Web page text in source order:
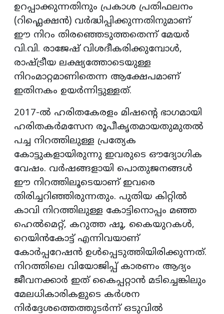
ഉറപ്പാക്കുന്നതിനും പ്രകാശ പ്രതിഫലനം
(റിഫ്ലെക്ഷൻ) വർദ്ധിപ്പിക്കുന്നതിനുമാണ്
ഈ നിറം തിരഞ്ഞെടുത്തതെന്ന് മേയർ
വി.വി. രാജേഷ് വിശദീകരിക്കുമ്പോൾ,
രാഷ്ട്രീയ ലക്ഷ്യത്തോടെയുള്ള
നിറംമാറ്റമാണിതെന്ന ആക്ഷേപമാണ്
ഇതിനകം ഉയർന്നിട്ടുള്ളത്.
​2017-ൽ ഹരിതകേരളം മിഷന്റെ ഭാഗമായി
ഹരിതകർമസേന രൂപീകൃതമായതുമുതൽ
പച്ച നിറത്തിലുള്ള പ്രത്യേക
കോട്ടുകളായിരുന്നു ഇവരുടെ ഔദ്യോഗിക
വേഷം. വർഷങ്ങളായി പൊതുജനങ്ങൾ
ഈ നിറത്തിലൂടെയാണ് ഇവരെ
തിരിച്ചറിഞ്ഞിരുന്നതും. പുതിയ കിറ്റിൽ
കാവി നിറത്തിലുള്ള കോട്ടിനൊപ്പം മഞ്ഞ
ഹെൽമെറ്റ്, കറുത്ത ഷൂ, കൈയുറകൾ,
റെയിൻകോട്ട് എന്നിവയാണ്
കോർപ്പറേഷൻ ഉൾപ്പെടുത്തിയിരിക്കുന്നത്.
നിറത്തിലെ വിയോജിപ്പ് കാരണം ആദ്യം
ജീവനക്കാർ ഇത് കൈപ്പറ്റാൻ മടിച്ചെങ്കിലും
മേലധികാരികളുടെ കർശന
നിർദ്ദേശത്തെത്തുടർന്ന് ഒടുവിൽ